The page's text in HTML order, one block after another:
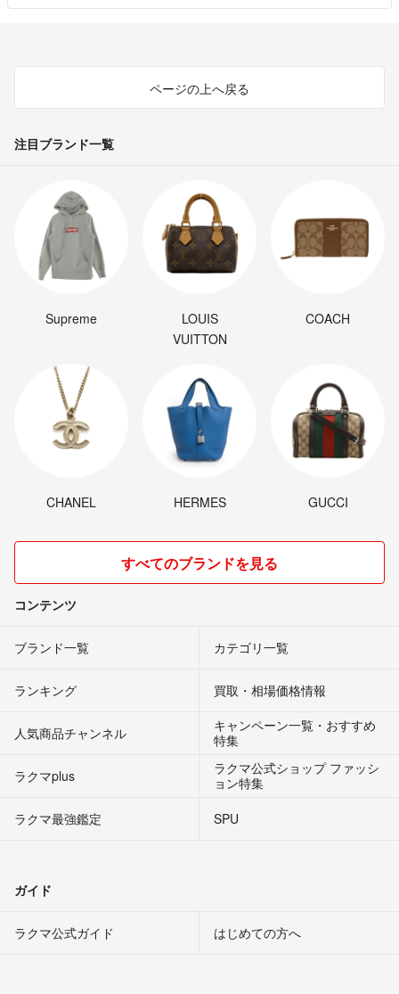
ページの上へ戻る
注目ブランド一覧
Supreme
LOUIS
VUITTON
COACH
CHANEL HERMES GUCCI
すべてのブランドを見る
コンテンツ
ブランド一覧 カテゴリ一覧
ランキング 買取・相場価格情報
人気商品チャンネル
キャンペーン一覧・おすすめ
特集
ラクマplus
ラクマ公式ショップ ファッシ
ョン特集
ラクマ最強鑑定
SPU
ガイド
ラクマ公式ガイド はじめての方へ